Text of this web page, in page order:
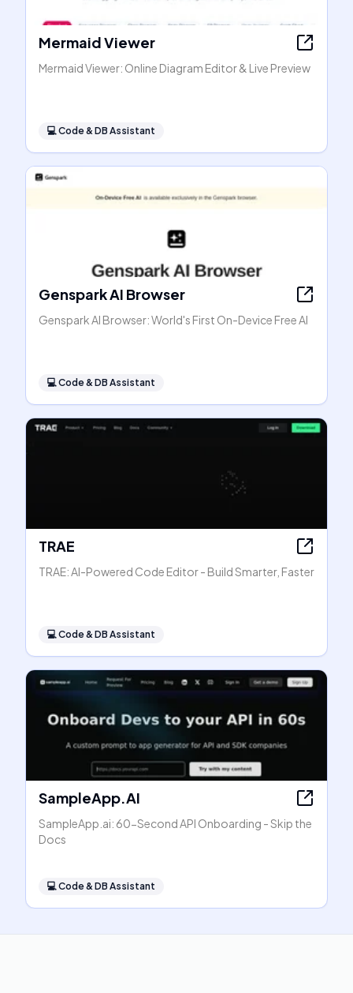
Mermaid Viewer
Mermaid Viewer: Online Diagram Editor & Live Preview
💻Code & DB Assistant
Genspark AI Browser
Genspark AI Browser: World's First On-Device Free AI
💻Code & DB Assistant
TRAE
TRAE: AI-Powered Code Editor - Build Smarter, Faster
💻Code & DB Assistant
SampleApp.AI
SampleApp.ai: 60-Second API Onboarding - Skip the
Docs
💻Code & DB Assistant